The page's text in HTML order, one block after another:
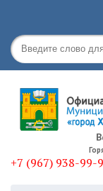
+7 (967) 938-99-